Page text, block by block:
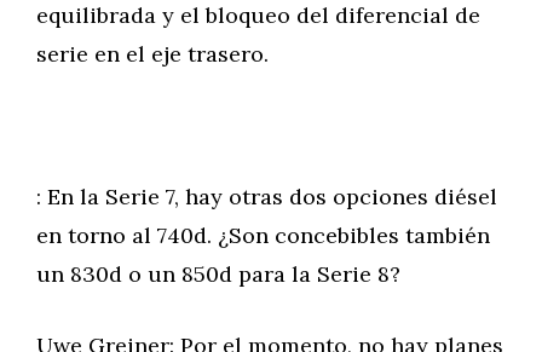
equilibrada y el bloqueo del diferencial de
serie en el eje trasero.
: En la Serie 7, hay otras dos opciones diésel
en torno al 740d. ¿Son concebibles también
un 830d o un 850d para la Serie 8?
Uwe Greiner: Por el momento, no hay planes